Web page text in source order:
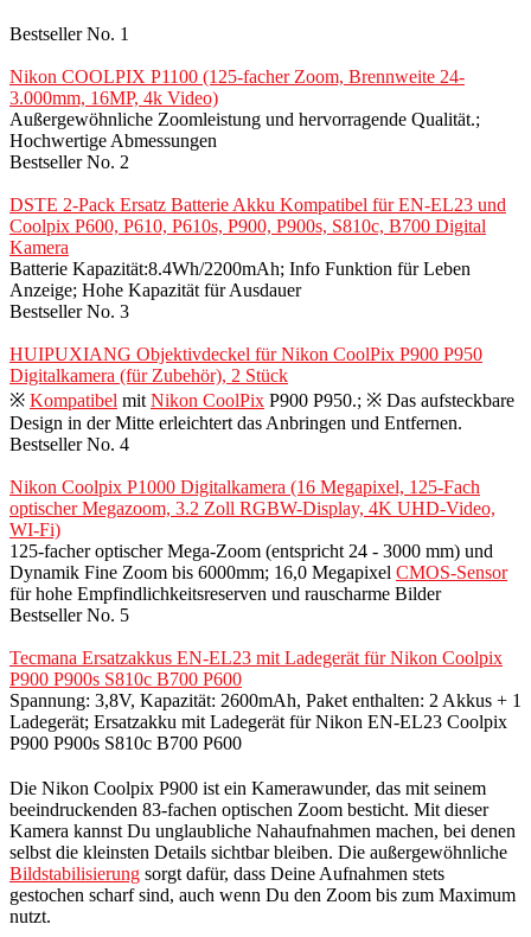
Bestseller No. 1
Nikon COOLPIX P1100 (125-facher Zoom, Brennweite 24-
3.000mm, 16MP, 4k Video)
Außergewöhnliche Zoomleistung und hervorragende Qualität.;
Hochwertige Abmessungen
Bestseller No. 2
DSTE 2-Pack Ersatz Batterie Akku Kompatibel für EN-EL23 und
Coolpix P600, P610, P610s, P900, P900s, S810c, B700 Digital
Kamera
Batterie Kapazität:8.4Wh/2200mAh; Info Funktion für Leben
Anzeige; Hohe Kapazität für Ausdauer
Bestseller No. 3
HUIPUXIANG Objektivdeckel für Nikon CoolPix P900 P950
Digitalkamera (für Zubehör), 2 Stück
※ Kompatibel mit Nikon CoolPix P900 P950.; ※ Das aufsteckbare
Design in der Mitte erleichtert das Anbringen und Entfernen.
Bestseller No. 4
Nikon Coolpix P1000 Digitalkamera (16 Megapixel, 125-Fach
optischer Megazoom, 3.2 Zoll RGBW-Display, 4K UHD-Video,
WI-Fi)
125-facher optischer Mega-Zoom (entspricht 24 - 3000 mm) und
Dynamik Fine Zoom bis 6000mm; 16,0 Megapixel CMOS-Sensor
für hohe Empfindlichkeitsreserven und rauscharme Bilder
Bestseller No. 5
Tecmana Ersatzakkus EN-EL23 mit Ladegerät für Nikon Coolpix
P900 P900s S810c B700 P600
Spannung: 3,8V, Kapazität: 2600mAh, Paket enthalten: 2 Akkus + 1
Ladegerät; Ersatzakku mit Ladegerät für Nikon EN-EL23 Coolpix
P900 P900s S810c B700 P600
Die Nikon Coolpix P900 ist ein Kamerawunder, das mit seinem
beeindruckenden 83-fachen optischen Zoom besticht. Mit dieser
Kamera kannst Du unglaubliche Nahaufnahmen machen, bei denen
selbst die kleinsten Details sichtbar bleiben. Die außergewöhnliche
Bildstabilisierung sorgt dafür, dass Deine Aufnahmen stets
gestochen scharf sind, auch wenn Du den Zoom bis zum Maximum
nutzt.